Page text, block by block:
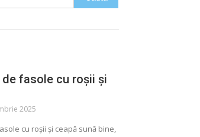
fasole cu roșii și
2025
cu roșii și ceapă sună bine,